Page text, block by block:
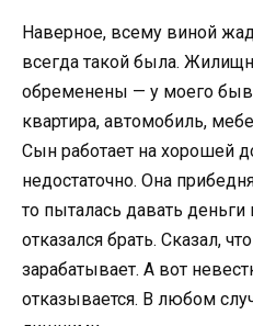
Наверное, всему виной
всегда такой была.
обременены — у моего
квартира, автомобиль,
Сын работает на хорошей
недостаточно. Она
то пыталась давать
отказался брать. Сказал,
зарабатывает. А вот
отказывается. В любом